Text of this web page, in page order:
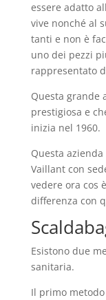
essere adatto
vive nonché al
tanti e non è
uno dei pezzi
rappresentato
Questa grande
prestigiosa e
inizia nel 1960.
Questa
Vaillant con
vedere ora cos
differenza con
Esistono due
sanitaria.
Il primo